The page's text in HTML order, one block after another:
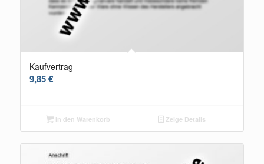
Kaufvertrag
9,85€
In den Warenkorb Zeige Details